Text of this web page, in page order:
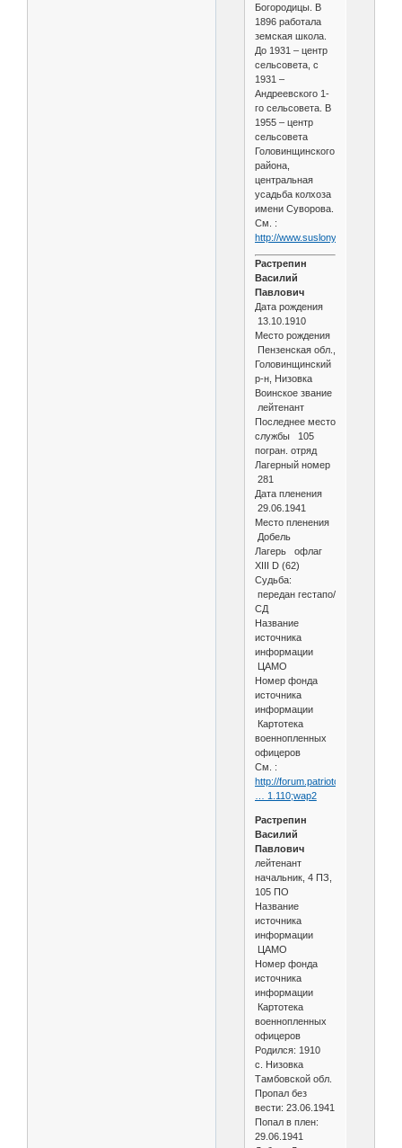
Богородицы. В
1896 работала
земская школа.
До 1931 – центр
сельсовета, с
1931 –
Андреевского 1-
го сельсовета. В
1955 – центр
сельсовета
Головинщинского
района,
центральная
усадьба колхоза
имени Суворова.
См. :
http://www.suslony.ru/
Растрепин
Василий
Павлович
Дата рождения
13.10.1910
Место рождения
Пензенская обл.,
Головинщинский
р-н, Низовка
Воинское звание
лейтенант
Последнее место
службы 105
погран. отряд
Лагерный номер
281
Дата пленения
29.06.1941
Место пленения
Добель
Лагерь офлаг
XIII D (62)
Судьба:
передан гестапо/
СД
Название
источника
информации
ЦАМО
Номер фонда
источника
информации
Картотека
военнопленных
офицеров
См. :
http://forum.patriotcenter.ru/
… 1.110;wap2
Растрепин
Василий
Павлович
лейтенант
начальник, 4 ПЗ,
105 ПО
Название
источника
информации
ЦАМО
Номер фонда
источника
информации
Картотека
военнопленных
офицеров
Родился: 1910
с. Низовка
Тамбовской обл.
Пропал без
вести: 23.06.1941
Попал в плен:
29.06.1941